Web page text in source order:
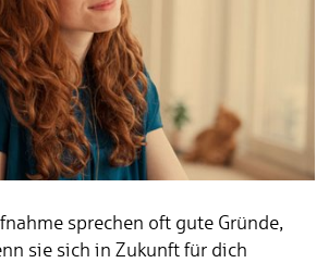
sprechen oft gute Gründe,
sie sich in Zukunft für dich